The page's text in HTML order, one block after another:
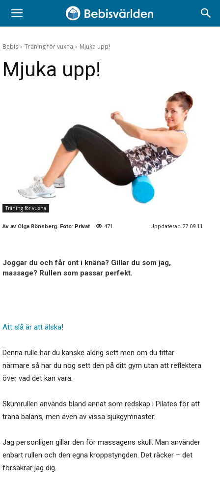
Bebis Träning för vuxna Mjuka upp!
Mjuka upp!
Träning för vuxna
Av av Olga Rönnberg. Foto: Privat 471 Uppdaterad 27.09.11
Joggar du och får ont i knäna? Gillar du som jag,
massage? Rullen som passar perfekt.
Att slå är att älska!
Denna rulle har du kanske aldrig sett men om du tittar
närmare så har du nog sett den på ditt gym utan att reflektera
över vad det kan vara.
Skumrullen används bland annat som redskap i Pilates för att
träna balans, men även av vissa sjukgymnaster.
Jag personligen gillar den för massagens skull. Man använder
enbart rullen och den egna kroppstyngden. Det räcker – det
försäkrar jag dig.